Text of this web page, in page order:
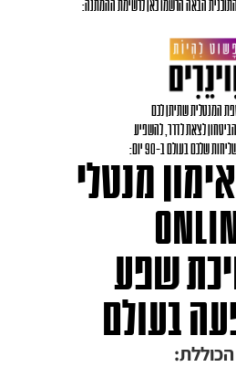
הבאה הרשמו כאן לרשימת ההמתנה:
המנטלית שתיתן לכם
לצאת לדרך, להשפיע
שלכם בעולם ב-90 יום:
מנטלי
שפע
בעולם
הכוללת: